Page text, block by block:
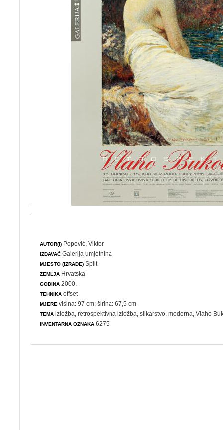
AUTOR(I) Popović, Viktor
IZDAVAČ Galerija umjetnina
MJESTO (IZRADE) Split
ZEMLJA Hrvatska
GODINA 2000.
TEHNIKA offset
MJERE visina: 97 cm; širina: 67,5 cm
TEMA izložba ,retrospektivna izložba ,slikarstvo ,moderna , Vlaho
INVENTARNA OZNAKA 6275